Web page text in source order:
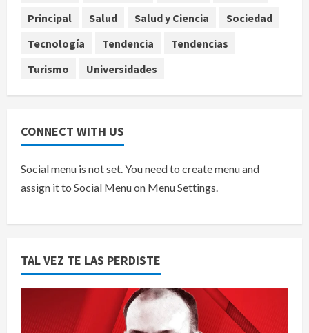
agosto 6, 2026
Principal Salud Salud y Ciencia
Sociedad
Tecnología
Tendencia
Tendencias
Turismo
Universidades
CONNECT WITH US
Social menu is not set. You need to create menu and
assign it to Social Menu on Menu Settings.
TAL VEZ TE LAS PERDISTE